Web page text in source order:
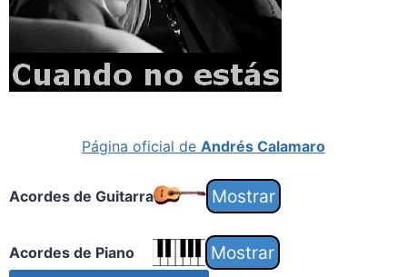
Página oficial de Andrés Calamaro
Acordes de Guitarra
Acordes de Piano